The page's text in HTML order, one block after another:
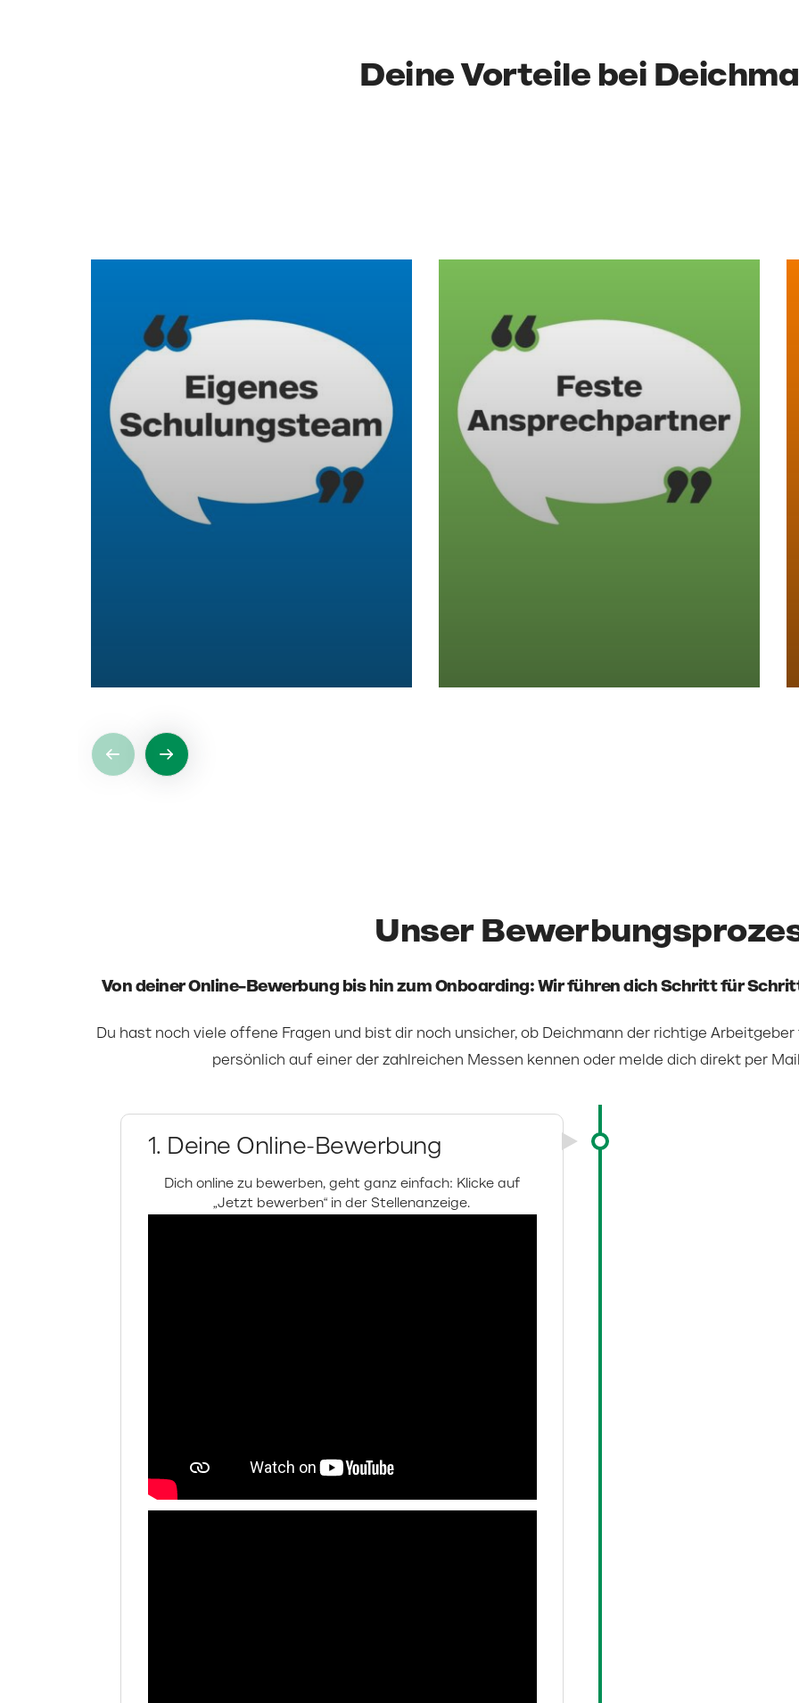
Deine Vorteile bei
Unser
Von deiner Online-Bewerbung bis hin zum Onboarding: Wir führen dich Schritt für
Du hast noch viele offene Fragen und bist dir noch unsicher, ob Deichmann der richtige
persönlich auf einer der zahlreichen Messen kennen oder melde dich direkt per
1. Deine Online-Bewerbung
Dich online zu bewerben, geht ganz einfach: Klicke auf
„Jetzt bewerben“ in der Stellenanzeige.